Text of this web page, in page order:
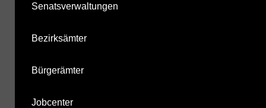
Senatsverwaltungen
Bezirksämter
Bürgerämter
Jobcenter